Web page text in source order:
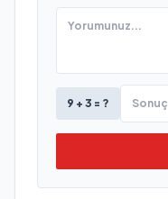
9 + 3 = ?